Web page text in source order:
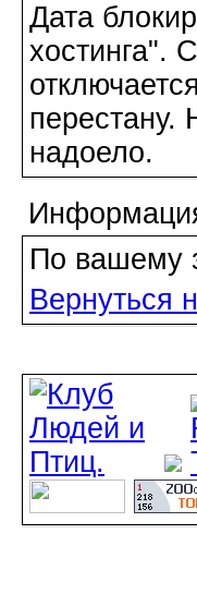
Дата
хостинга".
перестану.
надоело.
По вашему
Вернуться